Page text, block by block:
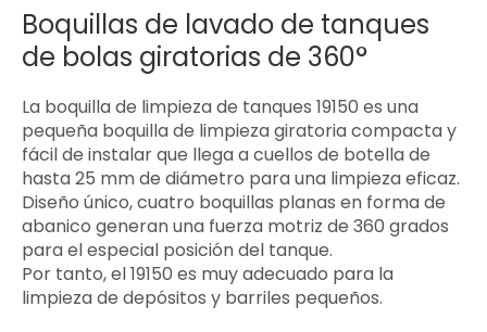
Boquillas de lavado de tanques
de bolas giratorias de 360°
La boquilla de limpieza de tanques 19150 es una
pequeña boquilla de limpieza giratoria compacta y
fácil de instalar que llega a cuellos de botella de
hasta 25 mm de diámetro para una limpieza eficaz.
Diseño único, cuatro boquillas planas en forma de
abanico generan una fuerza motriz de 360 ​​grados
para el especial posición del tanque.
Por tanto, el 19150 es muy adecuado para la
limpieza de depósitos y barriles pequeños.